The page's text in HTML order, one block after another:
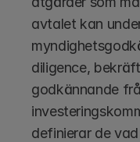
avtalet kan
diligence,
godkännande
definierar de